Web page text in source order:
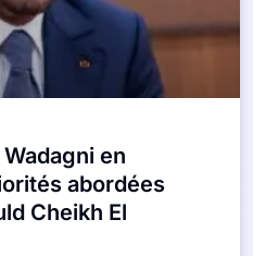
en
abordées
Cheikh El